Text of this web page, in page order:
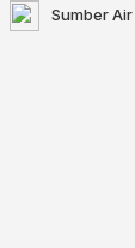
Sumber Air